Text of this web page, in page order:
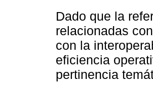
Dado que la
relacionadas
con la
eficiencia
pertinencia